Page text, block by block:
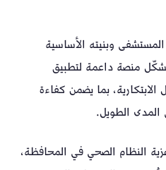
وبنيته الأساسية
منصة داعمة لتطبيق
الابتكارية، بما يضمن كفاءة
المدى الطويل.
النظام الصحي في المحافظة،